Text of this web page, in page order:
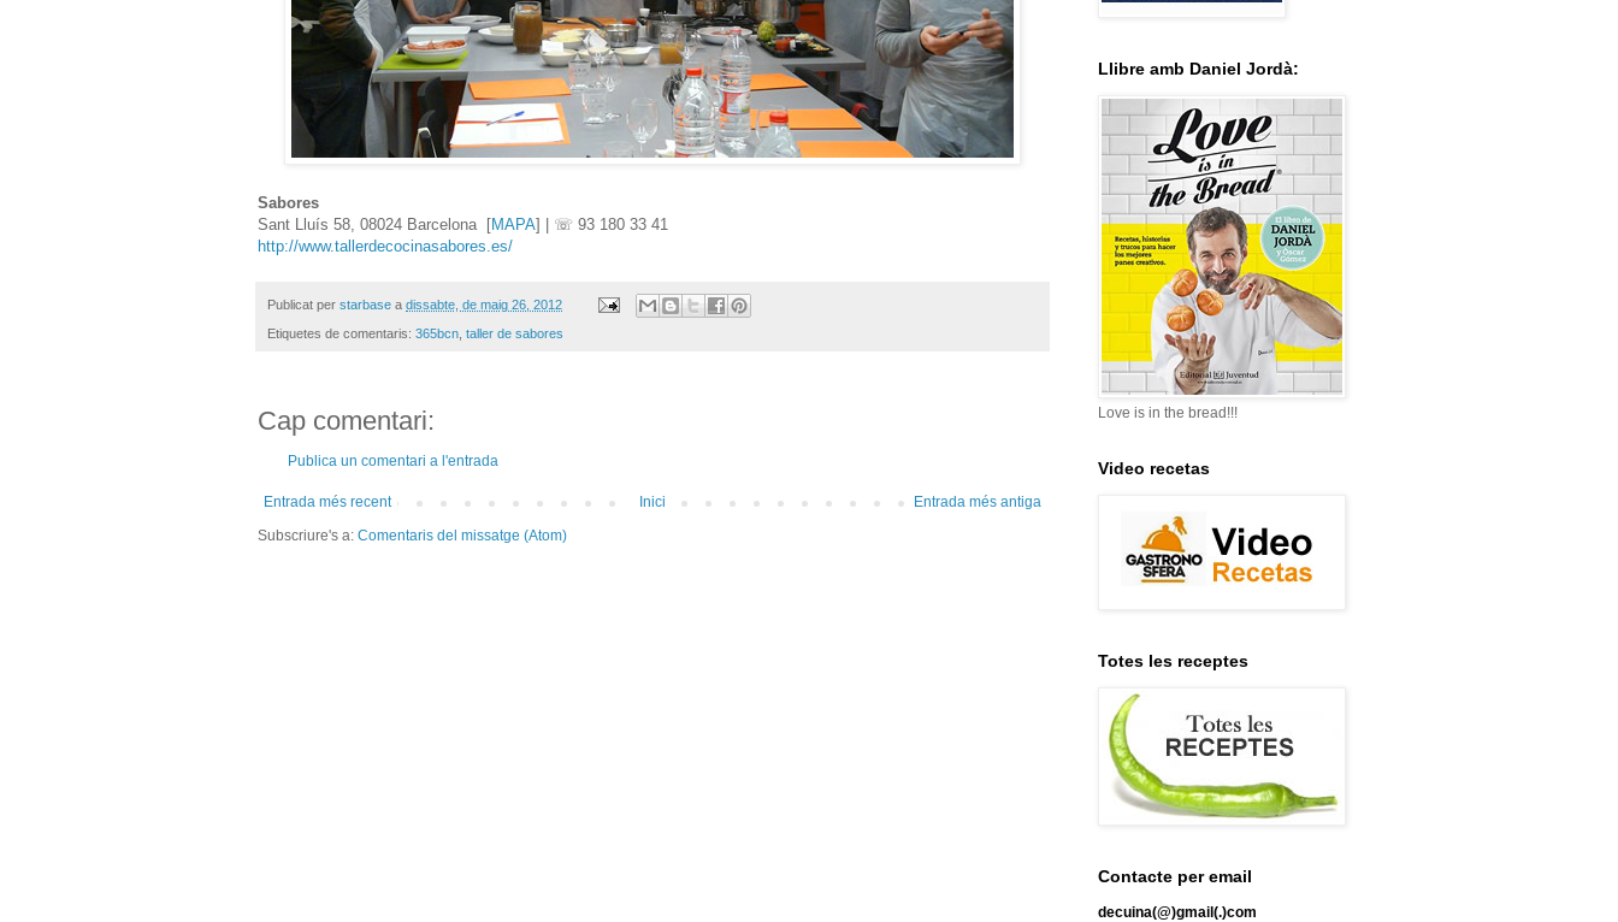
Sabores
Sant Lluís 58, 08024 Barcelona [MAPA] | ☏ 93 180 33 41
http://www.tallerdecocinasabores.es/
Publicat per starbase a dissabte, de maig 26, 2012
Etiquetes de comentaris: 365bcn taller de sabores
Cap comentari:
Publica un comentari a l'entrada
Entrada més recent Entrada més antiga
Inici
Subscriure's a: Comentaris del missatge (Atom)
Llibre amb Daniel Jordà:
Love is in the bread!!!
Video recetas
Totes les receptes
Contacte per email
decuina(@)gmail(.)com